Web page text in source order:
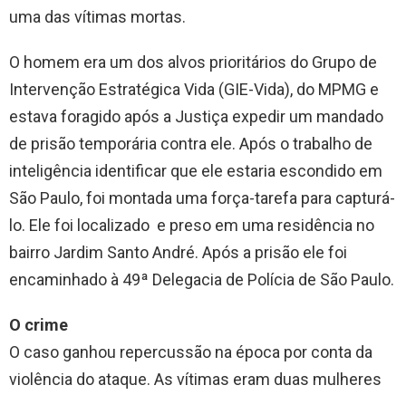
uma das vítimas mortas.
O homem era um dos alvos prioritários do Grupo de
Intervenção Estratégica Vida (GIE-Vida), do MPMG e
estava foragido após a Justiça expedir um mandado
de prisão temporária contra ele. Após o trabalho de
inteligência identificar que ele estaria escondido em
São Paulo, foi montada uma força-tarefa para capturá-
lo. Ele foi localizado e preso em uma residência no
bairro Jardim Santo André. Após a prisão ele foi
encaminhado à 49ª Delegacia de Polícia de São Paulo.
O crime
O caso ganhou repercussão na época por conta da
violência do ataque. As vítimas eram duas mulheres